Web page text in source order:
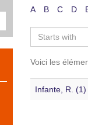
A B C D
Voici les
Infante, R. (1)